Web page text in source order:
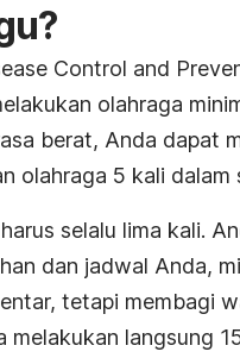
Control and
olahraga
berat, Anda dapat
olahraga 5 kali dalam
selalu lima kali.
dan jadwal Anda,
tetapi membagi
melakukan langsung